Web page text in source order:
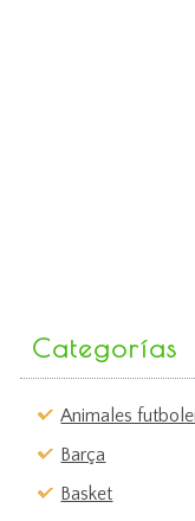
Categorías
Animales
Barça
Basket